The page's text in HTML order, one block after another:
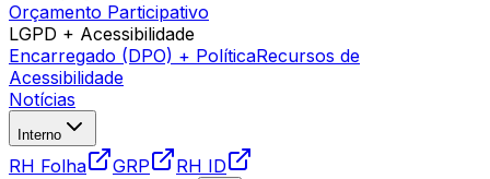
Orçamento Participativo
LGPD + Acessibilidade
Encarregado (DPO) + PolíticaRecursos de
Acessibilidade
Notícias
Interno
RH Folha GRP
RH ID